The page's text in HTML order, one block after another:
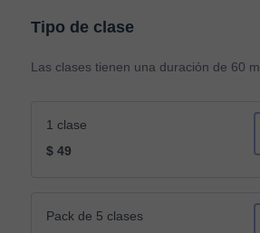
Tipo de clase
Las clases tienen una duración de 60
1 clase
$ 49
Pack de 5 clases